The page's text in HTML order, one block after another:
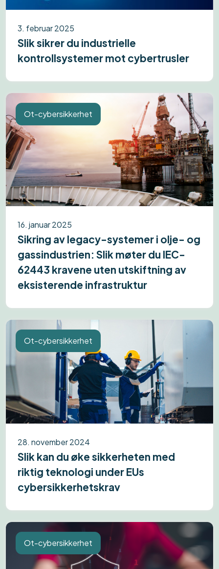
3. februar 2025
Slik sikrer du industrielle
kontrollsystemer mot cybertrusler
Ot-cybersikkerhet
16. januar 2025
Sikring av legacy-systemer i olje- og
gassindustrien: Slik møter du IEC-
62443 kravene uten utskiftning av
eksisterende infrastruktur
Ot-cybersikkerhet
28. november 2024
Slik kan du øke sikkerheten med
riktig teknologi under EUs
cybersikkerhetskrav
Ot-cybersikkerhet